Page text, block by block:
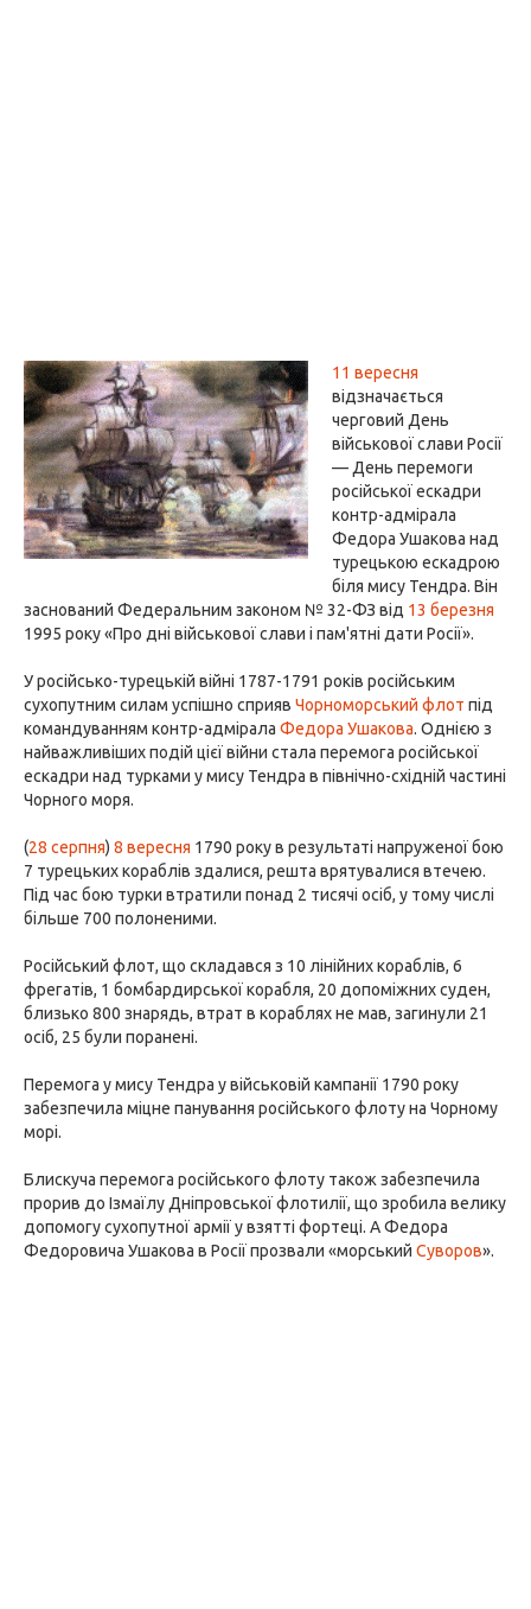
11 вересня
відзначається
черговий День
військової слави Росії
— День перемоги
російської ескадри
контр-адмірала
Федора Ушакова над
турецькою ескадрою
біля мису Тендра. Він
заснований Федеральним законом № 32-ФЗ від 13 березня
1995 року «Про дні військової слави і пам'ятні дати Росії».
У російсько-турецькій війні 1787-1791 років російським
сухопутним силам успішно сприяв Чорноморський флот під
командуванням контр-адмірала Федора Ушакова. Однією з
найважливіших подій цієї війни стала перемога російської
ескадри над турками у мису Тендра в північно-східній частині
Чорного моря.
(28 серпня) 8 вересня 1790 року в результаті напруженої бою
7 турецьких кораблів здалися, решта врятувалися втечею.
Під час бою турки втратили понад 2 тисячі осіб, у тому числі
більше 700 полоненими.
Російський флот, що складався з 10 лінійних кораблів, 6
фрегатів, 1 бомбардирської корабля, 20 допоміжних суден,
близько 800 знарядь, втрат в кораблях не мав, загинули 21
осіб, 25 були поранені.
Перемога у мису Тендра у військовій кампанії 1790 року
забезпечила міцне панування російського флоту на Чорному
морі.
Блискуча перемога російського флоту також забезпечила
прорив до Ізмаїлу Дніпровської флотилії, що зробила велику
допомогу сухопутної армії у взятті фортеці. А Федора
Федоровича Ушакова в Росії прозвали «морський Суворов».